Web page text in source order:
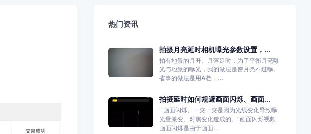
热门资讯
拍摄月亮延时相机曝光参数设置，...
拍有地景的月升、月落延时，为了平衡月亮曝
光与地景的曝光，我的做法是使月亮不过曝。
省事的做法是用A档，...
拍摄延时如何规避画面闪烁、画面...
“ 画面闪烁、一突一突是因为光线变化导致曝
光量激变、对焦变化造成的。”画面闪烁视频
画面闪烁是由于画面...